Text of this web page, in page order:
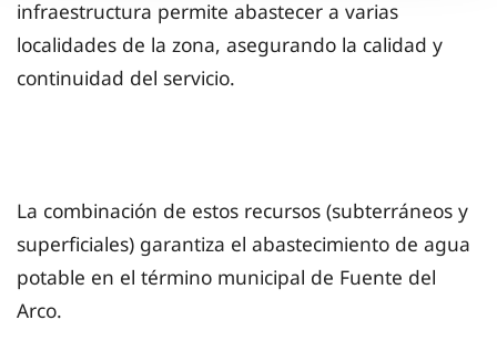
infraestructura permite abastecer a varias
localidades de la zona, asegurando la calidad y
continuidad del servicio.
La combinación de estos recursos (subterráneos y
superficiales) garantiza el abastecimiento de agua
potable en el término municipal de Fuente del
Arco.